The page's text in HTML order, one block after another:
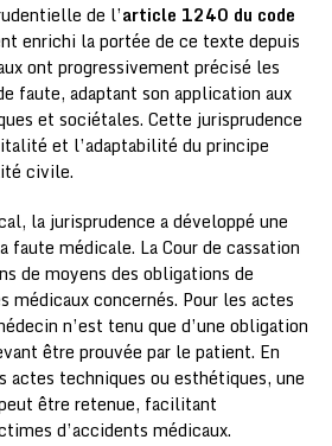
de l’article 1240 du code
enrichi la portée de ce texte depuis
ont progressivement précisé les
faute, adaptant son application aux
et sociétales. Cette jurisprudence
et l’adaptabilité du principe
civile.
la jurisprudence a développé une
faute médicale. La Cour de cassation
de moyens des obligations de
médicaux concernés. Pour les actes
n’est tenu que d’une obligation
être prouvée par le patient. En
actes techniques ou esthétiques, une
être retenue, facilitant
d’accidents médicaux.